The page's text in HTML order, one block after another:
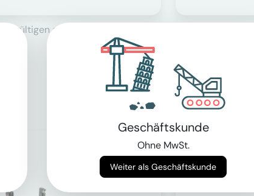
gültigen gesetzlichen Mehrwertsteuer.
Auf Anfrage
Geschäftskunde
Ohne MwSt.
Weiter als Geschäftskunde